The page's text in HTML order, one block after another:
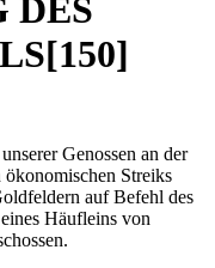
DES
Genossen an der
Streiks
auf Befehl des
Häufleins von